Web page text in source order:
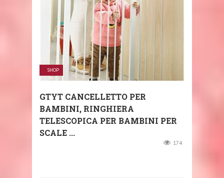
SHOP
GTYT CANCELLETTO PER
BAMBINI, RINGHIERA
TELESCOPICA PER BAMBINI PER
SCALE ...
174